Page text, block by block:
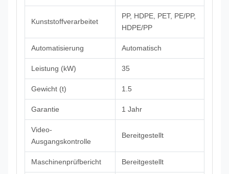
Kunststoffverarbeitet
PP, HDPE, PET, PE/PP,
HDPE/PP
Automatisierung Automatisch
Leistung (kW) 35
Gewicht (t) 1.5
Garantie 1 Jahr
Video-
Ausgangskontrolle
Bereitgestellt
Maschinenprüfbericht Bereitgestellt